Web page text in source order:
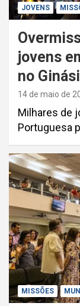
JOVENS
jovens
no
14 de maio de
Milhares de
Portuguesa
MISSÕES